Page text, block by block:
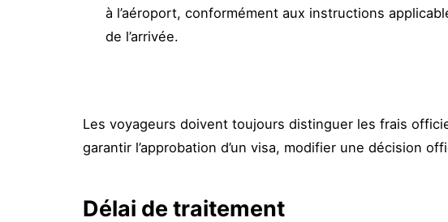
à l’aéroport, conformément aux instructions
de l’arrivée.
Les voyageurs doivent toujours distinguer les frais
garantir l’approbation d’un visa, modifier une décision
Délai de traitement